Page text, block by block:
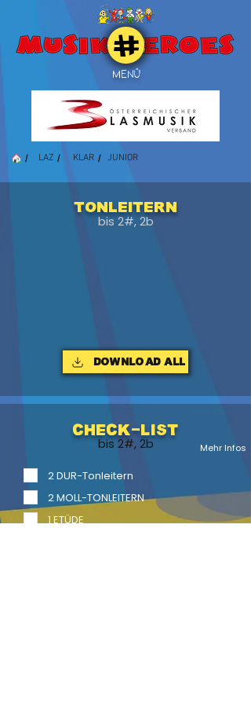
MENÜ
/ LAZ / KLAR / JUNIOR
Tonleitern
bis 2#, 2b
Download ALL
Check-List
bis 2#, 2b Mehr Infos
2 DUR-Tonleitern
2 MOLL-TONLEITERN
1 ETÜDE